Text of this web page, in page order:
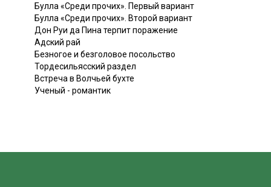
Булла «Среди прочих». Первый вариант
Булла «Среди прочих». Второй вариант
Дон Руи да Пина терпит поражение
Адский рай
Безногое и безголовое посольство
Тордесильясский раздел
Встреча в Волчьей бухте
Ученый - романтик